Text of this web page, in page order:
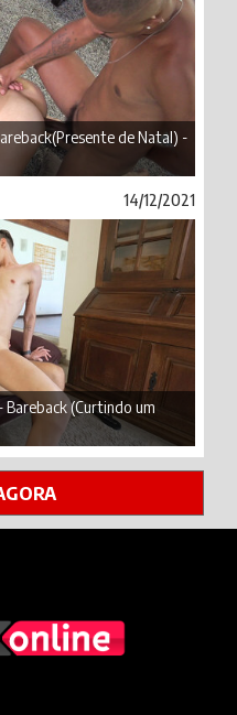
de Natal) -
14/12/2021
Bareback (Curtindo um